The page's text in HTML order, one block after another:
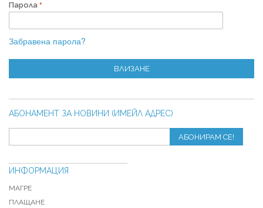
Парола
Забравена парола?
ВЛИЗАНЕ
АБОНАМЕНТ ЗА НОВИНИ (ИМЕЙЛ АДРЕС)
АБОНИРАМ СЕ!
ИНФОРМАЦИЯ
МАГРЕ
ПЛАЩАНЕ